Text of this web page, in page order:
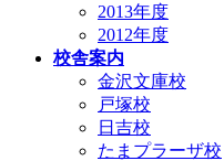
2013年度
2012年度
校舎案内
金沢文庫校
戸塚校
日吉校
たまプラーザ校